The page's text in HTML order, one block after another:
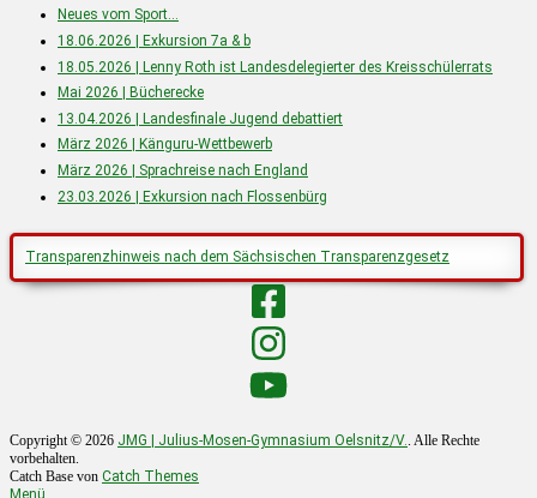
Menü
Neues vom Sport…
18.06.2026 | Exkursion 7a & b
18.05.2026 | Lenny Roth ist Landesdelegierter des Kreisschülerrats
Mai 2026 | Bücherecke
13.04.2026 | Landesfinale Jugend debattiert
März 2026 | Känguru-Wettbewerb
März 2026 | Sprachreise nach England
23.03.2026 | Exkursion nach Flossenbürg
Transparenzhinweis nach dem Sächsischen Transparenzgesetz
Copyright © 2026 JMG | Julius-Mosen-Gymnasium Oelsnitz/V. . Alle Rechte
vorbehalten.
Catch Base von Catch Themes